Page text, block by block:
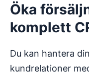
Öka
komplett
Du kan hantera
kundrelationer